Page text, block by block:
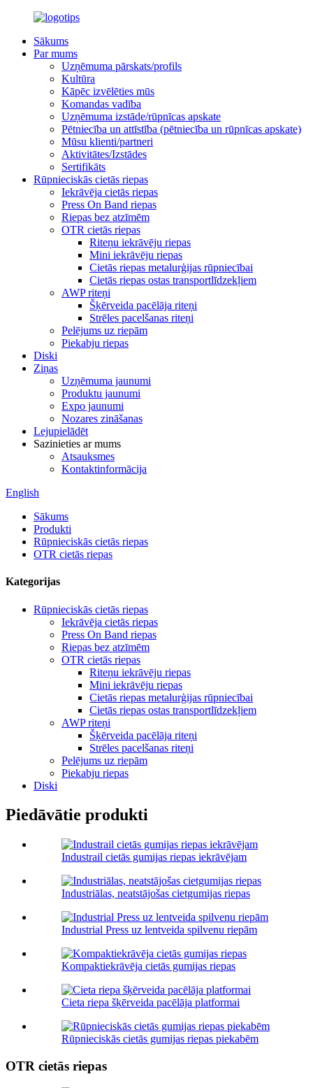
Sākums
Par mums
Uzņēmuma pārskats/profils
Kultūra
Kāpēc izvēlēties mūs
Komandas vadība
Uzņēmuma izstāde/rūpnīcas apskate
Pētniecība un attīstība (pētniecība un rūpnīcas apskate)
Mūsu klienti/partneri
Aktivitātes/Izstādes
Sertifikāts
Rūpnieciskās cietās riepas
Iekrāvēja cietās riepas
Press On Band riepas
Riepas bez atzīmēm
OTR cietās riepas
Riteņu iekrāvēju riepas
Mini iekrāvēju riepas
Cietās riepas metalurģijas rūpniecībai
Cietās riepas ostas transportlīdzekļiem
AWP riteņi
Šķērveida pacēlāja riteņi
Strēles pacelšanas riteņi
Pelējums uz riepām
Piekabju riepas
Diski
Ziņas
Uzņēmuma jaunumi
Produktu jaunumi
Expo jaunumi
Nozares zināšanas
Lejupielādēt
Sazinieties ar mums
Atsauksmes
Kontaktinformācija
English
Sākums
Produkti
Rūpnieciskās cietās riepas
OTR cietās riepas
Kategorijas
Rūpnieciskās cietās riepas
Iekrāvēja cietās riepas
Press On Band riepas
Riepas bez atzīmēm
OTR cietās riepas
Riteņu iekrāvēju riepas
Mini iekrāvēju riepas
Cietās riepas metalurģijas rūpniecībai
Cietās riepas ostas transportlīdzekļiem
AWP riteņi
Šķērveida pacēlāja riteņi
Strēles pacelšanas riteņi
Pelējums uz riepām
Piekabju riepas
Diski
Piedāvātie produkti
Industrail cietās gumijas riepas iekrāvējam
Industriālas, neatstājošas cietgumijas riepas
Industrial Press uz lentveida spilvenu riepām
Kompaktiekrāvēja cietās gumijas riepas
Cieta riepa šķērveida pacēlāja platformai
Rūpnieciskās cietās gumijas riepas piekabēm
OTR cietās riepas